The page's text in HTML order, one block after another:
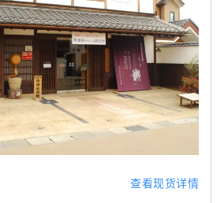
查看现货详情